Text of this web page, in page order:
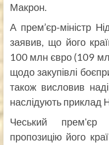
Макрон.
А прем’єр-міністр
заявив, що його
100 млн євро (109
щодо закупівлі
також висловив
наслідують приклад
Чеський
пропозицію його